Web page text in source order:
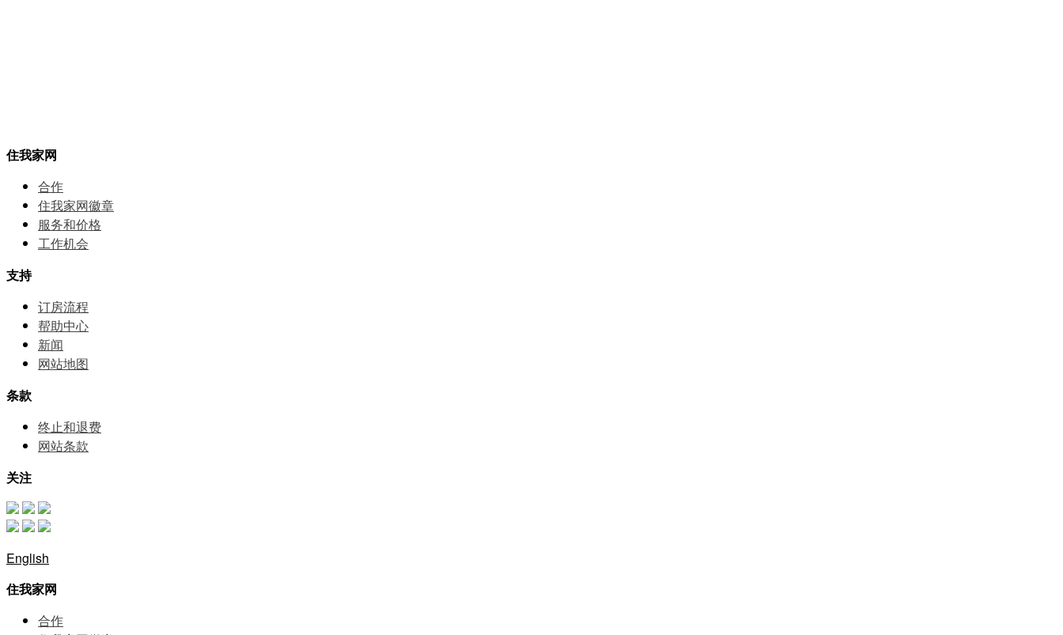
住我家网
合作
住我家网徽章
服务和价格
⼯作机会
支持
订房流程
帮助中⼼
新闻
网站地图
条款
终止和退费
网站条款
关注
English
住我家网
合作